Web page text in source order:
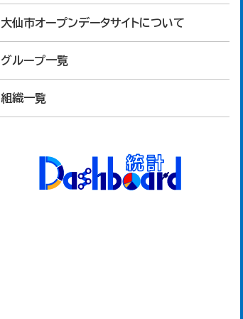
大仙市オープンデータサイトについて
グループ一覧
組織一覧